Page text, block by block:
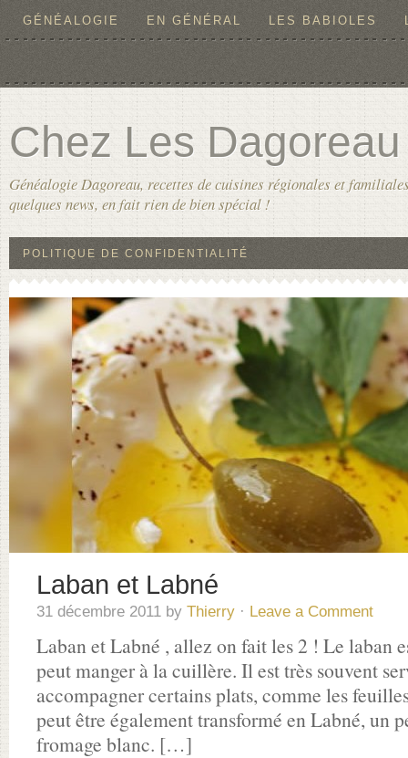
GÉNÉALOGIE EN GÉNÉRAL LES BABIOLES
Chez Les Dagoreau
Généalogie Dagoreau, recettes de cuisines régionales et
quelques news, en fait rien de bien spécial !
POLITIQUE DE CONFIDENTIALITÉ
Laban et Labné
31 décembre 2011 by Thierry · Leave a Comment
Laban et Labné , allez on fait les 2 ! Le laban
peut manger à la cuillère. Il est très souvent
accompagner certains plats, comme les
peut être également transformé en Labné, un
fromage blanc. […]